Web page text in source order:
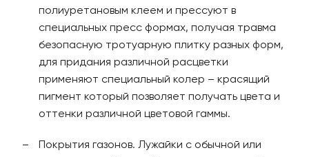
полиуретановым клеем и прессуют в
специальных пресс формах, получая травма
безопасную тротуарную плитку разных форм,
для придания различной расцветки
применяют специальный колер – красящий
пигмент который позволяет получать цвета и
оттенки различной цветовой гаммы.
Покрытия газонов. Лужайки с обычной или